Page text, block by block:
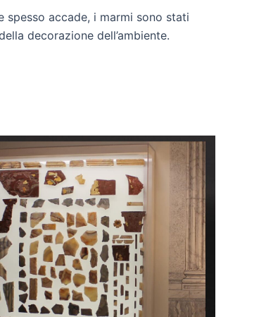
accade, i marmi sono stati
decorazione dell’ambiente.